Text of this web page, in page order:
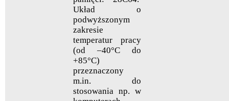
Układ o
podwyższonym
zakresie
temperatur pracy
(od –40°C do
+85°C)
przeznaczony
m.in. do
stosowania np. w